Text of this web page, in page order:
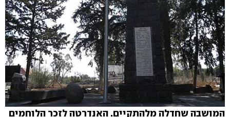
המושבה שחדלה מלהתקיים. האנדרטה לזכר הלוחמים